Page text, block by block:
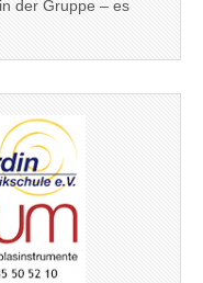
der Gruppe – es